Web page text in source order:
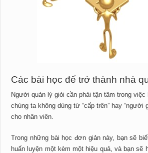
Các bài học để trở thành nhà
Người quản lý giỏi cần phải tận tâm trong việc
chúng ta không dùng từ “cấp trên” hay “người
cho nhân viên.
Trong những bài học đơn giản này, bạn sẽ
huấn luyện một kèm một hiệu quả, và bạn sẽ